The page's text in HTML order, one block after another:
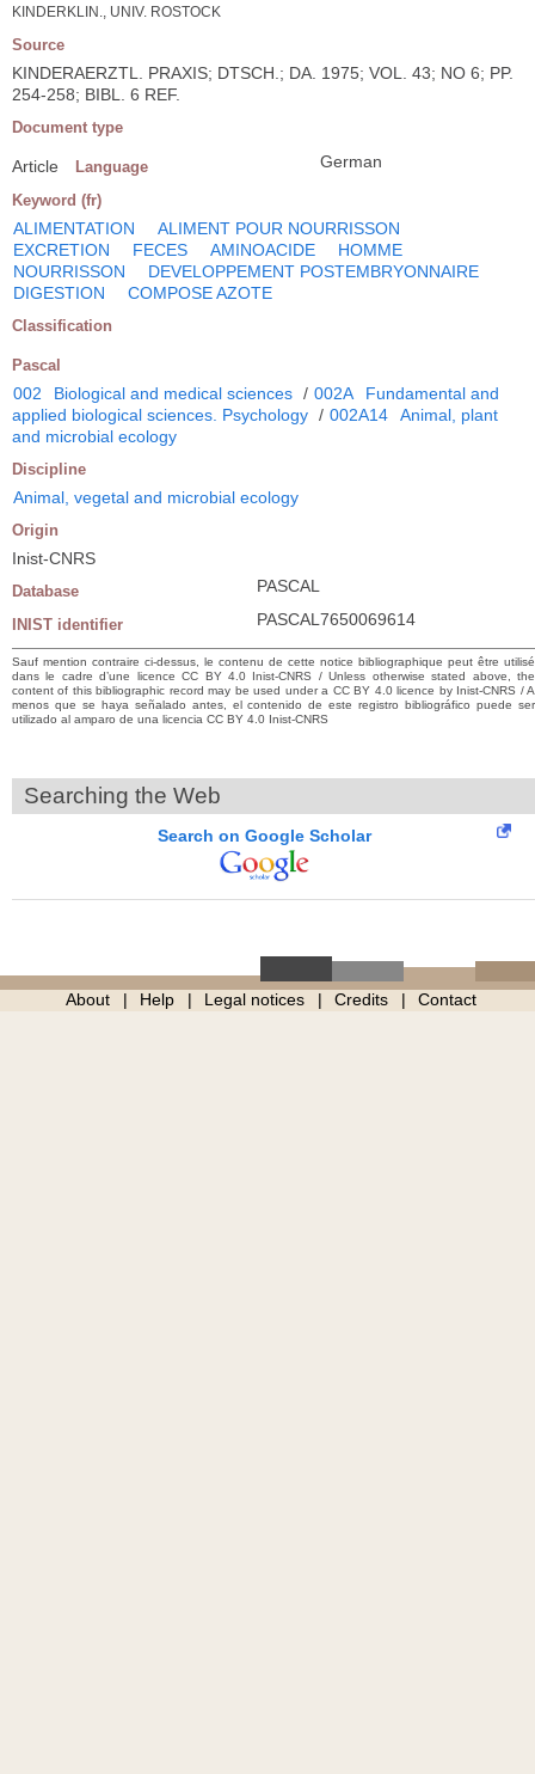
KINDERKLIN., UNIV. ROSTOCK
Source
KINDERAERZTL. PRAXIS; DTSCH.; DA. 1975; VOL. 43; NO 6; PP.
254-258; BIBL. 6 REF.
Document type
Article Language German
Keyword (fr)
ALIMENTATION
ALIMENT POUR NOURRISSON
EXCRETION
FECES AMINOACIDE
HOMME
NOURRISSON
DEVELOPPEMENT POSTEMBRYONNAIRE
DIGESTION
COMPOSE AZOTE
Classification
Pascal
002 Biological and medical sciences / 002A
Fundamental and
applied biological sciences. Psychology / 002A14
Animal, plant
and microbial ecology
Discipline
Animal, vegetal and microbial ecology
Origin
Inist-CNRS
Database PASCAL
INIST identifier PASCAL7650069614
Sauf mention contraire ci-dessus, le contenu de cette notice bibliographique peut être utilisé
dans le cadre d’une licence CC BY 4.0 Inist-CNRS / Unless otherwise stated above, the
content of this bibliographic record may be used under a CC BY 4.0 licence by Inist-CNRS / A
menos que se haya señalado antes, el contenido de este registro bibliográfico puede ser
utilizado al amparo de una licencia CC BY 4.0 Inist-CNRS
Searching the Web
Search on Google Scholar
About Help Legal notices Credits Contact